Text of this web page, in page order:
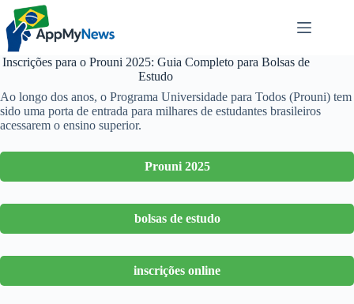
Pular
para
conteúdo
Inscrições para o Prouni 2025: Guia Completo para Bolsas de
Estudo
Ao longo dos anos, o Programa Universidade para Todos (Prouni) tem
sido uma porta de entrada para milhares de estudantes brasileiros
acessarem o ensino superior.
Prouni 2025
bolsas de estudo
inscrições online